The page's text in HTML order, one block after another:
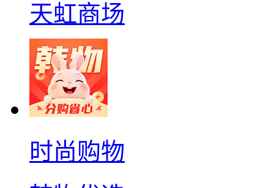
天虹商场
时尚购物